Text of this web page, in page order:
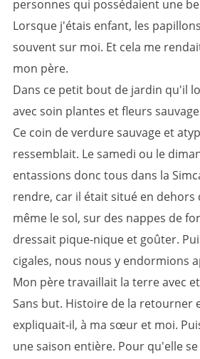
personnes qui possédaient une
Lorsque j'étais enfant, les
souvent sur moi. Et cela me
mon père.
Dans ce petit bout de jardin qu'il
avec soin plantes et fleurs
Ce coin de verdure sauvage et
ressemblait. Le samedi ou le
entassions donc tous dans la
rendre, car il était situé en dehors
même le sol, sur des nappes de
dressait pique-nique et goûter.
cigales, nous nous y endormions
Mon père travaillait la terre avec
Sans but. Histoire de la retourner
expliquait-il, à ma sœur et moi.
une saison entière. Pour qu'elle